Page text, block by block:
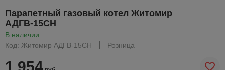
Парапетный газовый котел Житомир
АДГВ-15СН
В наличии
Код: Житомир АДГВ-15СН
Розница
1 954